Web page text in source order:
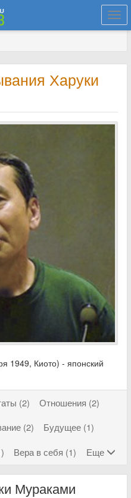
Харуки
1949, Киото) - японский
(2)
Отношения (2)
(2)
Будущее (1)
Вера в себя (1) Еще
Мураками